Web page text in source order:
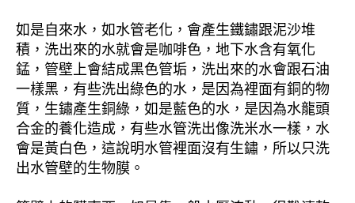
如是自來水，如水管老化，會產生鐵鏽跟泥沙堆
積，洗出來的水就會是咖啡色，地下水含有氧化
錳，管壁上會結成黑色管垢，洗出來的水會跟石油
一樣黑，有些洗出綠色的水，是因為裡面有銅的物
質，生鏽產生銅綠，如是藍色的水，是因為水龍頭
合金的養化造成，有些水管洗出像洗米水一樣，水
會是黃白色，這說明水管裡面沒有生鏽，所以只洗
出水管壁的生物膜。